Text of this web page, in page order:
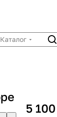
Каталог
5 100